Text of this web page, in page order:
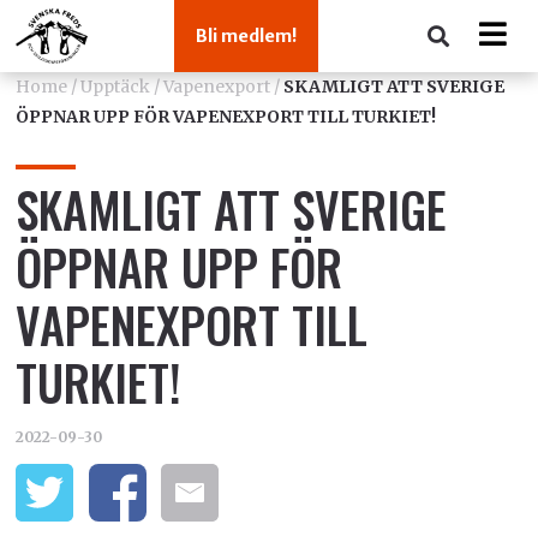
Bli medlem!
Home/Upptäck/Vapenexport/ SKAMLIGT ATT SVERIGE
ÖPPNAR UPP FÖR VAPENEXPORT TILL TURKIET!
SKAMLIGT ATT SVERIGE
ÖPPNAR UPP FÖR
VAPENEXPORT TILL
TURKIET!
2022-09-30